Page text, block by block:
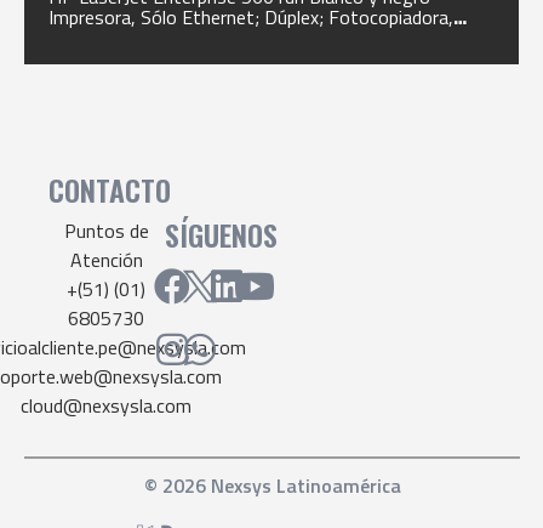
Impresora, Sólo Ethernet; Dúplex; Fotocopiadora,
escáner
CONTACTO
Puntos de
Atención
+(51) (01)
6805730
cloud@nexsysla.com
SÍGUENOS
© 2026 Nexsys Latinoamérica